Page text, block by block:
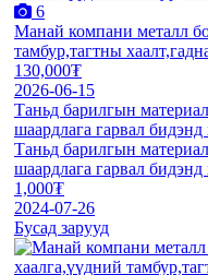
6
Манай компани металл
тамбур,тагтны
130,000₮
2026-06-15
Таньд барилгын
шаардлага гарвал
Таньд барилгын
шаардлага гарвал
1,000₮
2024-07-26
Бусад зарууд